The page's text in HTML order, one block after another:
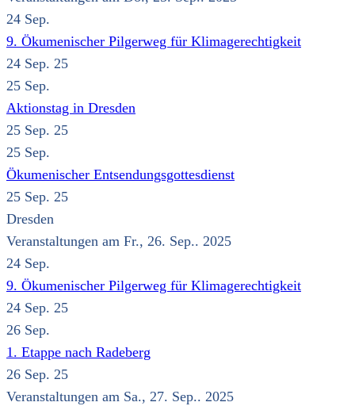
24 Sep.
9. Ökumenischer Pilgerweg für Klimagerechtigkeit
24 Sep. 25
25 Sep.
Aktionstag in Dresden
25 Sep. 25
25 Sep.
Ökumenischer Entsendungsgottesdienst
25 Sep. 25
Dresden
Veranstaltungen am Fr., 26. Sep.. 2025
24 Sep.
9. Ökumenischer Pilgerweg für Klimagerechtigkeit
24 Sep. 25
26 Sep.
1. Etappe nach Radeberg
26 Sep. 25
Veranstaltungen am Sa., 27. Sep.. 2025